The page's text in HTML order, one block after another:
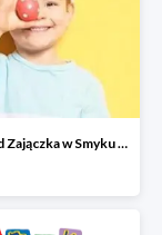
Prezenty od Zajączka w Smyku do -50%